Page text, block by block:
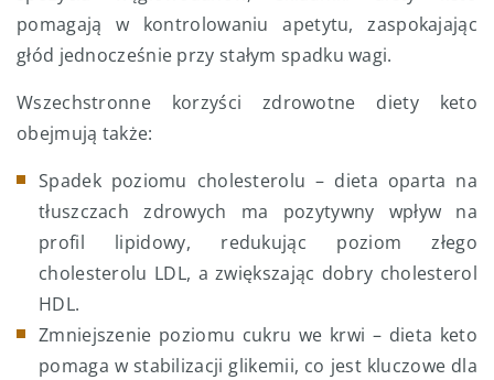
pomagają w kontrolowaniu apetytu, zaspokajając
głód jednocześnie przy stałym spadku wagi.
Wszechstronne korzyści zdrowotne diety keto
obejmują także:
Spadek poziomu cholesterolu – dieta oparta na
tłuszczach zdrowych ma pozytywny wpływ na
profil lipidowy, redukując poziom złego
cholesterolu LDL, a zwiększając dobry cholesterol
HDL.
Zmniejszenie poziomu cukru we krwi – dieta keto
pomaga w stabilizacji glikemii, co jest kluczowe dla